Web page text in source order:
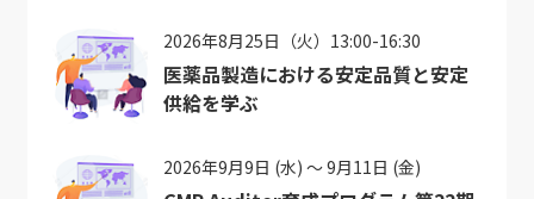
2026年8月25日（火）13:00-16:30
医薬品製造における安定品質と安定
供給を学ぶ
2026年9月9日 (水) ～ 9月11日 (金)